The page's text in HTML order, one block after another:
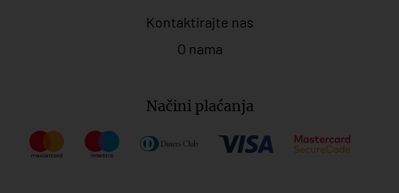
Kontaktirajte nas
O nama
Načini plaćanja